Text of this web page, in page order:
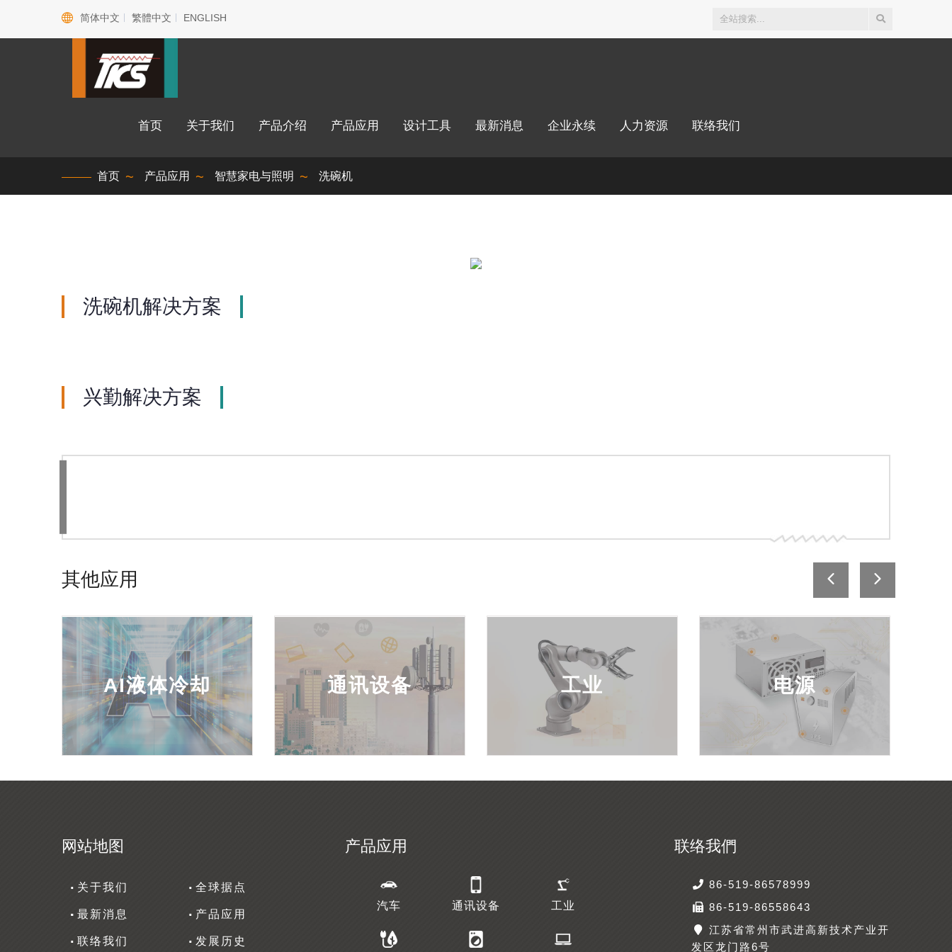
简体中文 繁體中文 ENGLISH
首页 关于我们 产品介绍 产品应用 设计工具 最新消息 企业永续 人力资源 联络我们
首页 产品应用 智慧家电与照明 洗碗机
洗碗机解决方案
兴勤解决方案
其他应用
AI液体冷却 通讯设备 工业 电源
网站地图
关于我们
最新消息
联络我们
全球据点
产品应用
发展历史
产品应用
汽车 通讯设备 工业
联络我們
86-519-86578999
86-519-86558643
江苏省常州市武进高新技术产业开
发区龙门路6号